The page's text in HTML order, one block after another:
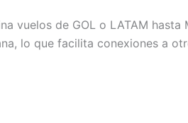
vuelos de GOL o LATAM
lo que facilita conexiones a